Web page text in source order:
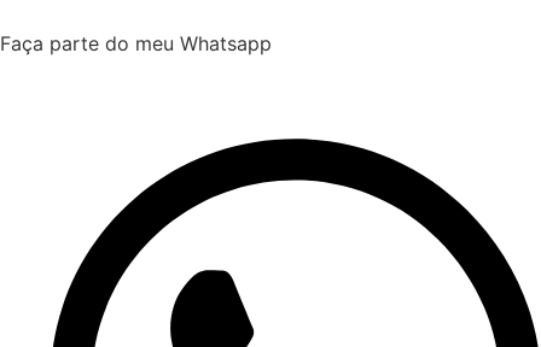
Faça parte do meu Whatsapp